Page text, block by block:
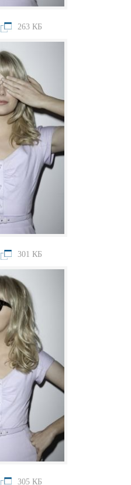
263 КБ
301 КБ
305 КБ